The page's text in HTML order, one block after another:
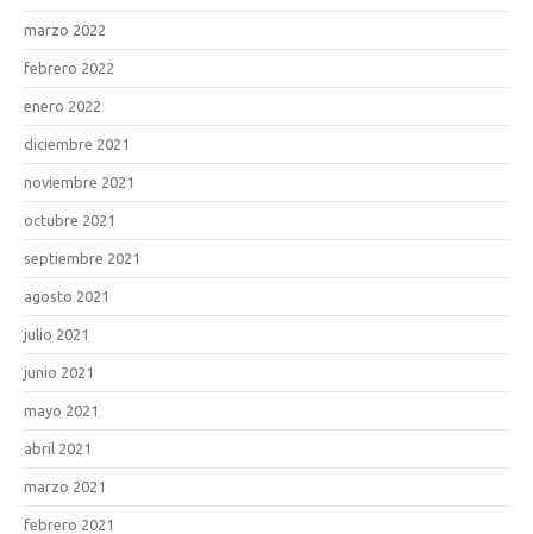
marzo 2022
febrero 2022
enero 2022
diciembre 2021
noviembre 2021
octubre 2021
septiembre 2021
agosto 2021
julio 2021
junio 2021
mayo 2021
abril 2021
marzo 2021
febrero 2021